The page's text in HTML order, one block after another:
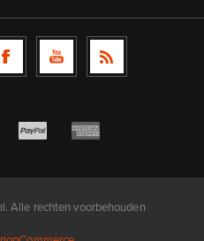
Alle rechten voorbehouden